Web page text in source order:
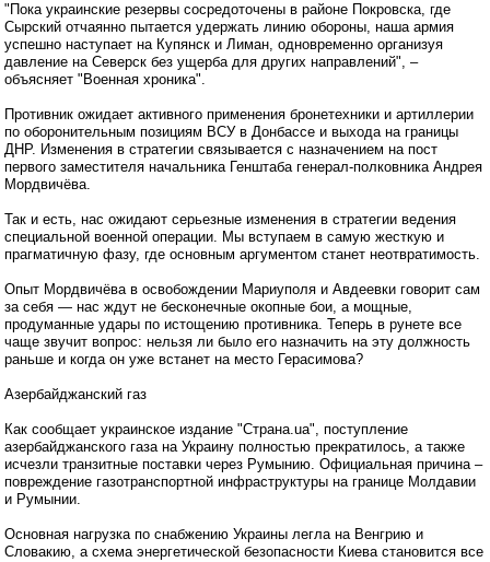
"Пока украинские резервы сосредоточены в районе Покровска, где
Сырский отчаянно пытается удержать линию обороны, наша армия
успешно наступает на Купянск и Лиман, одновременно организуя
давление на Северск без ущерба для других направлений", –
объясняет "Военная хроника".
Противник ожидает активного применения бронетехники и артиллерии
по оборонительным позициям ВСУ в Донбассе и выхода на границы
ДНР. Изменения в стратегии связывается с назначением на пост
первого заместителя начальника Генштаба генерал-полковника Андрея
Мордвичёва.
Так и есть, нас ожидают серьезные изменения в стратегии ведения
специальной военной операции. Мы вступаем в самую жесткую и
прагматичную фазу, где основным аргументом станет неотвратимость.
Опыт Мордвичёва в освобождении Мариуполя и Авдеевки говорит сам
за себя — нас ждут не бесконечные окопные бои, а мощные,
продуманные удары по истощению противника. Теперь в рунете все
чаще звучит вопрос: нельзя ли было его назначить на эту должность
раньше и когда он уже встанет на место Герасимова?
Азербайджанский газ
Как сообщает украинское издание "Страна.ua", поступление
азербайджанского газа на Украину полностью прекратилось, а также
исчезли транзитные поставки через Румынию. Официальная причина –
повреждение газотранспортной инфраструктуры на границе Молдавии
и Румынии.
Основная нагрузка по снабжению Украины легла на Венгрию и
Словакию, а схема энергетической безопасности Киева становится все